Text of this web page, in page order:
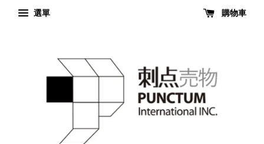
選單 購物車